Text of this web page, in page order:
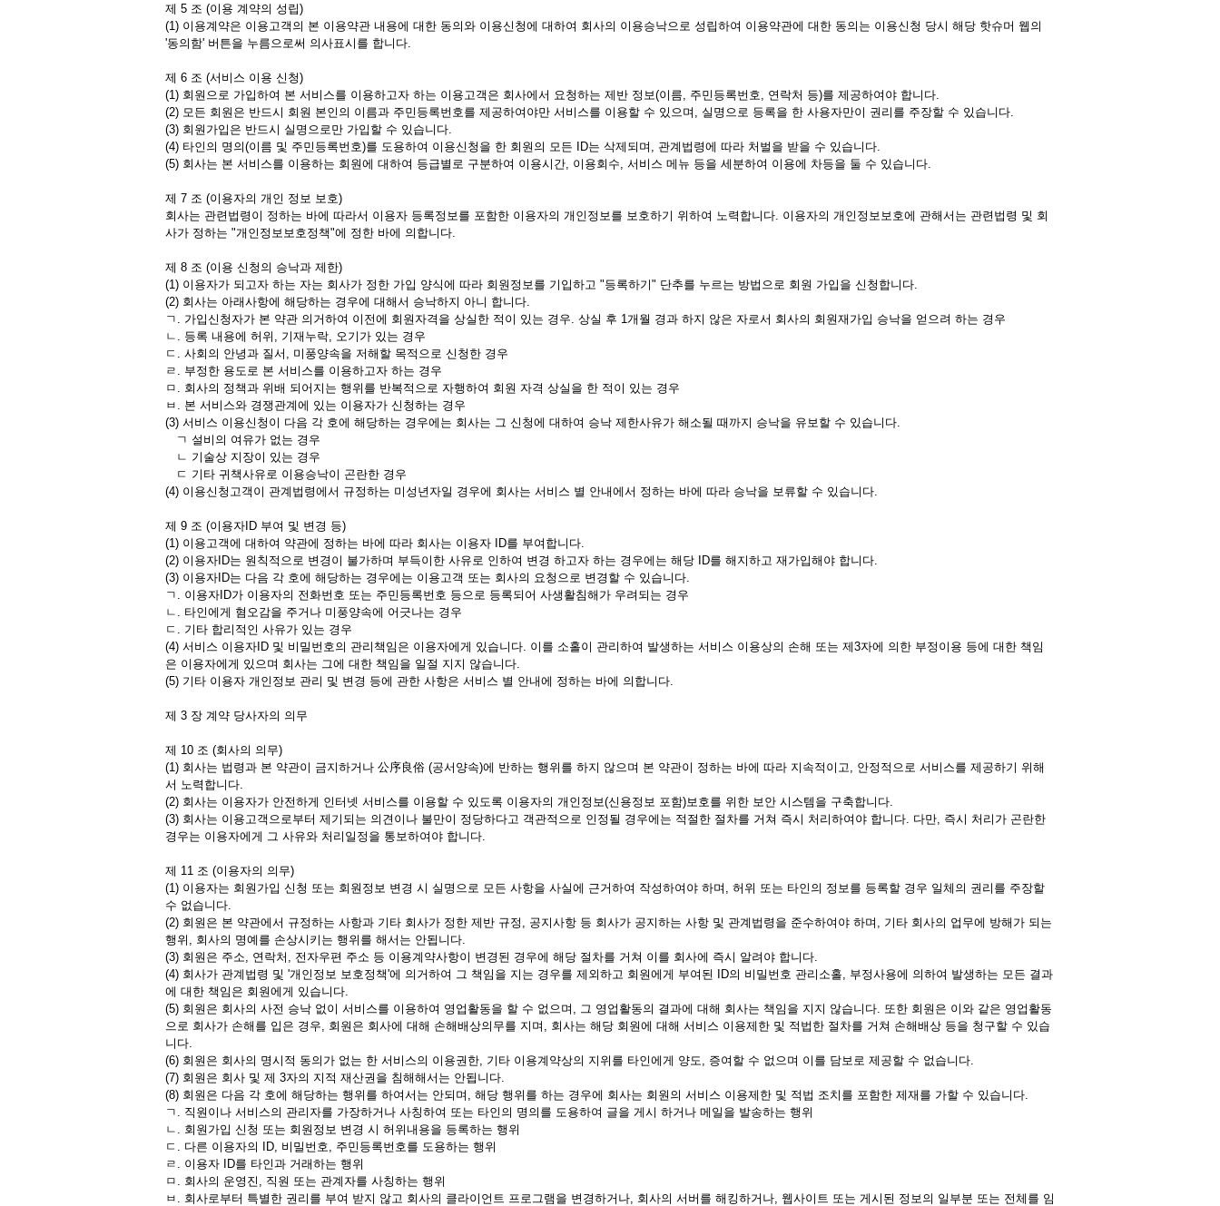
제 5 조 (이용 계약의 성립)
(1) 이용계약은 이용고객의 본 이용약관 내용에 대한 동의와 이용신청에 대하여 회사의 이용승낙으로 성립하여 이용약관에 대한 동의는 이용신청 당시 해당 핫슈머 웹의
'동의함' 버튼을 누름으로써 의사표시를 합니다.
제 6 조 (서비스 이용 신청)
(1) 회원으로 가입하여 본 서비스를 이용하고자 하는 이용고객은 회사에서 요청하는 제반 정보(이름, 주민등록번호, 연락처 등)를 제공하여야 합니다.
(2) 모든 회원은 반드시 회원 본인의 이름과 주민등록번호를 제공하여야만 서비스를 이용할 수 있으며, 실명으로 등록을 한 사용자만이 권리를 주장할 수 있습니다.
(3) 회원가입은 반드시 실명으로만 가입할 수 있습니다.
(4) 타인의 명의(이름 및 주민등록번호)를 도용하여 이용신청을 한 회원의 모든 ID는 삭제되며, 관계법령에 따라 처벌을 받을 수 있습니다.
(5) 회사는 본 서비스를 이용하는 회원에 대하여 등급별로 구분하여 이용시간, 이용회수, 서비스 메뉴 등을 세분하여 이용에 차등을 둘 수 있습니다.
제 7 조 (이용자의 개인 정보 보호)
회사는 관련법령이 정하는 바에 따라서 이용자 등록정보를 포함한 이용자의 개인정보를 보호하기 위하여 노력합니다. 이용자의 개인정보보호에 관해서는 관련법령 및 회
사가 정하는 "개인정보보호정책"에 정한 바에 의합니다.
제 8 조 (이용 신청의 승낙과 제한)
(1) 이용자가 되고자 하는 자는 회사가 정한 가입 양식에 따라 회원정보를 기입하고 "등록하기" 단추를 누르는 방법으로 회원 가입을 신청합니다.
(2) 회사는 아래사항에 해당하는 경우에 대해서 승낙하지 아니 합니다.
ㄱ. 가입신청자가 본 약관 의거하여 이전에 회원자격을 상실한 적이 있는 경우. 상실 후 1개월 경과 하지 않은 자로서 회사의 회원재가입 승낙을 얻으려 하는 경우
ㄴ. 등록 내용에 허위, 기재누락, 오기가 있는 경우
ㄷ. 사회의 안녕과 질서, 미풍양속을 저해할 목적으로 신청한 경우
ㄹ. 부정한 용도로 본 서비스를 이용하고자 하는 경우
ㅁ. 회사의 정책과 위배 되어지는 행위를 반복적으로 자행하여 회원 자격 상실을 한 적이 있는 경우
ㅂ. 본 서비스와 경쟁관계에 있는 이용자가 신청하는 경우
(3) 서비스 이용신청이 다음 각 호에 해당하는 경우에는 회사는 그 신청에 대하여 승낙 제한사유가 해소될 때까지 승낙을 유보할 수 있습니다.
ㄱ 설비의 여유가 없는 경우
ㄴ 기술상 지장이 있는 경우
ㄷ 기타 귀책사유로 이용승낙이 곤란한 경우
(4) 이용신청고객이 관계법령에서 규정하는 미성년자일 경우에 회사는 서비스 별 안내에서 정하는 바에 따라 승낙을 보류할 수 있습니다.
제 9 조 (이용자ID 부여 및 변경 등)
(1) 이용고객에 대하여 약관에 정하는 바에 따라 회사는 이용자 ID를 부여합니다.
(2) 이용자ID는 원칙적으로 변경이 불가하며 부득이한 사유로 인하여 변경 하고자 하는 경우에는 해당 ID를 해지하고 재가입해야 합니다.
(3) 이용자ID는 다음 각 호에 해당하는 경우에는 이용고객 또는 회사의 요청으로 변경할 수 있습니다.
ㄱ. 이용자ID가 이용자의 전화번호 또는 주민등록번호 등으로 등록되어 사생활침해가 우려되는 경우
ㄴ. 타인에게 혐오감을 주거나 미풍양속에 어긋나는 경우
ㄷ. 기타 합리적인 사유가 있는 경우
(4) 서비스 이용자ID 및 비밀번호의 관리책임은 이용자에게 있습니다. 이를 소홀이 관리하여 발생하는 서비스 이용상의 손해 또는 제3자에 의한 부정이용 등에 대한 책임
은 이용자에게 있으며 회사는 그에 대한 책임을 일절 지지 않습니다.
(5) 기타 이용자 개인정보 관리 및 변경 등에 관한 사항은 서비스 별 안내에 정하는 바에 의합니다.
제 3 장 계약 당사자의 의무
제 10 조 (회사의 의무)
(1) 회사는 법령과 본 약관이 금지하거나 公序良俗 (공서양속)에 반하는 행위를 하지 않으며 본 약관이 정하는 바에 따라 지속적이고, 안정적으로 서비스를 제공하기 위해
서 노력합니다.
(2) 회사는 이용자가 안전하게 인터넷 서비스를 이용할 수 있도록 이용자의 개인정보(신용정보 포함)보호를 위한 보안 시스템을 구축합니다.
(3) 회사는 이용고객으로부터 제기되는 의견이나 불만이 정당하다고 객관적으로 인정될 경우에는 적절한 절차를 거쳐 즉시 처리하여야 합니다. 다만, 즉시 처리가 곤란한
경우는 이용자에게 그 사유와 처리일정을 통보하여야 합니다.
제 11 조 (이용자의 의무)
(1) 이용자는 회원가입 신청 또는 회원정보 변경 시 실명으로 모든 사항을 사실에 근거하여 작성하여야 하며, 허위 또는 타인의 정보를 등록할 경우 일체의 권리를 주장할
수 없습니다.
(2) 회원은 본 약관에서 규정하는 사항과 기타 회사가 정한 제반 규정, 공지사항 등 회사가 공지하는 사항 및 관계법령을 준수하여야 하며, 기타 회사의 업무에 방해가 되는
행위, 회사의 명예를 손상시키는 행위를 해서는 안됩니다.
(3) 회원은 주소, 연락처, 전자우편 주소 등 이용계약사항이 변경된 경우에 해당 절차를 거쳐 이를 회사에 즉시 알려야 합니다.
(4) 회사가 관계법령 및 '개인정보 보호정책'에 의거하여 그 책임을 지는 경우를 제외하고 회원에게 부여된 ID의 비밀번호 관리소홀, 부정사용에 의하여 발생하는 모든 결과
에 대한 책임은 회원에게 있습니다.
(5) 회원은 회사의 사전 승낙 없이 서비스를 이용하여 영업활동을 할 수 없으며, 그 영업활동의 결과에 대해 회사는 책임을 지지 않습니다. 또한 회원은 이와 같은 영업활동
으로 회사가 손해를 입은 경우, 회원은 회사에 대해 손해배상의무를 지며, 회사는 해당 회원에 대해 서비스 이용제한 및 적법한 절차를 거쳐 손해배상 등을 청구할 수 있습
니다.
(6) 회원은 회사의 명시적 동의가 없는 한 서비스의 이용권한, 기타 이용계약상의 지위를 타인에게 양도, 증여할 수 없으며 이를 담보로 제공할 수 없습니다.
(7) 회원은 회사 및 제 3자의 지적 재산권을 침해해서는 안됩니다.
(8) 회원은 다음 각 호에 해당하는 행위를 하여서는 안되며, 해당 행위를 하는 경우에 회사는 회원의 서비스 이용제한 및 적법 조치를 포함한 제재를 가할 수 있습니다.
ㄱ. 직원이나 서비스의 관리자를 가장하거나 사칭하여 또는 타인의 명의를 도용하여 글을 게시 하거나 메일을 발송하는 행위
ㄴ. 회원가입 신청 또는 회원정보 변경 시 허위내용을 등록하는 행위
ㄷ. 다른 이용자의 ID, 비밀번호, 주민등록번호를 도용하는 행위
ㄹ. 이용자 ID를 타인과 거래하는 행위
ㅁ. 회사의 운영진, 직원 또는 관계자를 사칭하는 행위
ㅂ. 회사로부터 특별한 권리를 부여 받지 않고 회사의 클라이언트 프로그램을 변경하거나, 회사의 서버를 해킹하거나, 웹사이트 또는 게시된 정보의 일부분 또는 전체를 임